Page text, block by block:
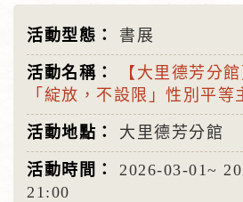
書展
【大里德芳分
「綻放，不設限」性別平等
大里德芳分館
2026-03-01~
21:00